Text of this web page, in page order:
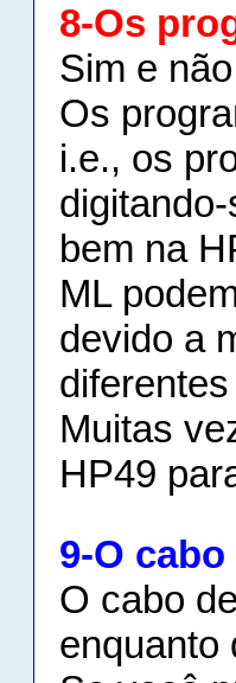
8-Os
Sim e
Os
i.e., os
bem na
ML
devido a
Muitas
HP49
9-O
O cabo
enquanto